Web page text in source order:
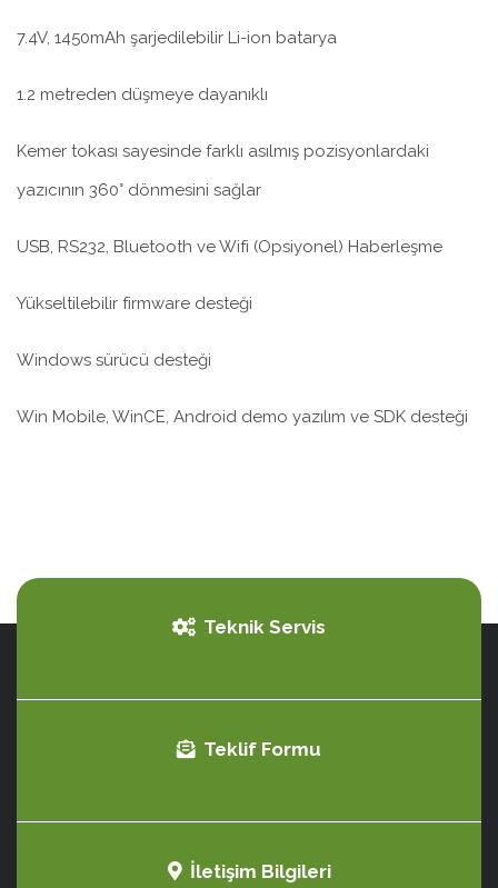
7.4V, 1450mAh şarjedilebilir Li-ion batarya
1.2 metreden düşmeye dayanıklı
Kemer tokası sayesinde farklı asılmış pozisyonlardaki
yazıcının 360° dönmesini sağlar
USB, RS232, Bluetooth ve Wifi (Opsiyonel) Haberleşme
Yükseltilebilir firmware desteği
Windows sürücü desteği
Win Mobile, WinCE, Android demo yazılım ve SDK desteği
Teknik Servis
Teklif Formu
İletişim Bilgileri